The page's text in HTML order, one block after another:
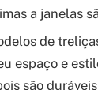
a janelas
de
espaço e
são